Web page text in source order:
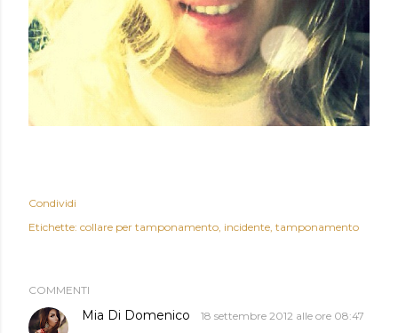
Condividi
Etichette: collare per tamponamento incidente tamponamento
COMMENTI
Mia Di Domenico 18 settembre 2012 alle ore 08:47